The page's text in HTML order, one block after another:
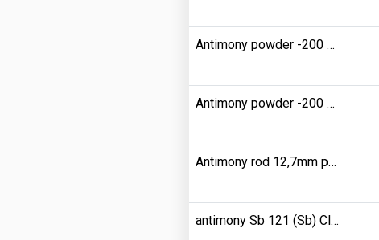
Antimony powder -200 mesh purity 9950000
Antimony powder -200 mesh purity 9999900
Antimony rod 12,7mm purity 9999900
antimony Sb 121 (Sb) Clarity 995800